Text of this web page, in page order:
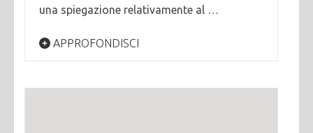
una spiegazione relativamente al …
APPROFONDISCI